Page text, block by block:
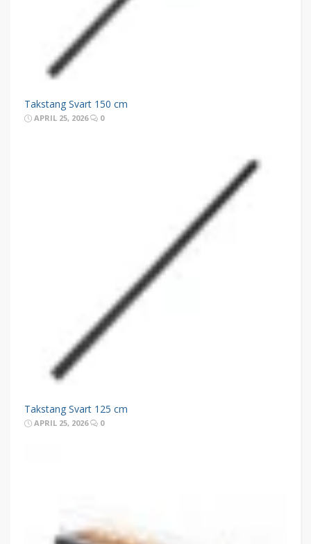
Takstang Svart 150 cm
APRIL 25, 2026 0
Takstang Svart 125 cm
APRIL 25, 2026 0